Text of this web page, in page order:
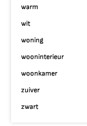
warm
wit
woning
wooninterieur
woonkamer
zuiver
zwart